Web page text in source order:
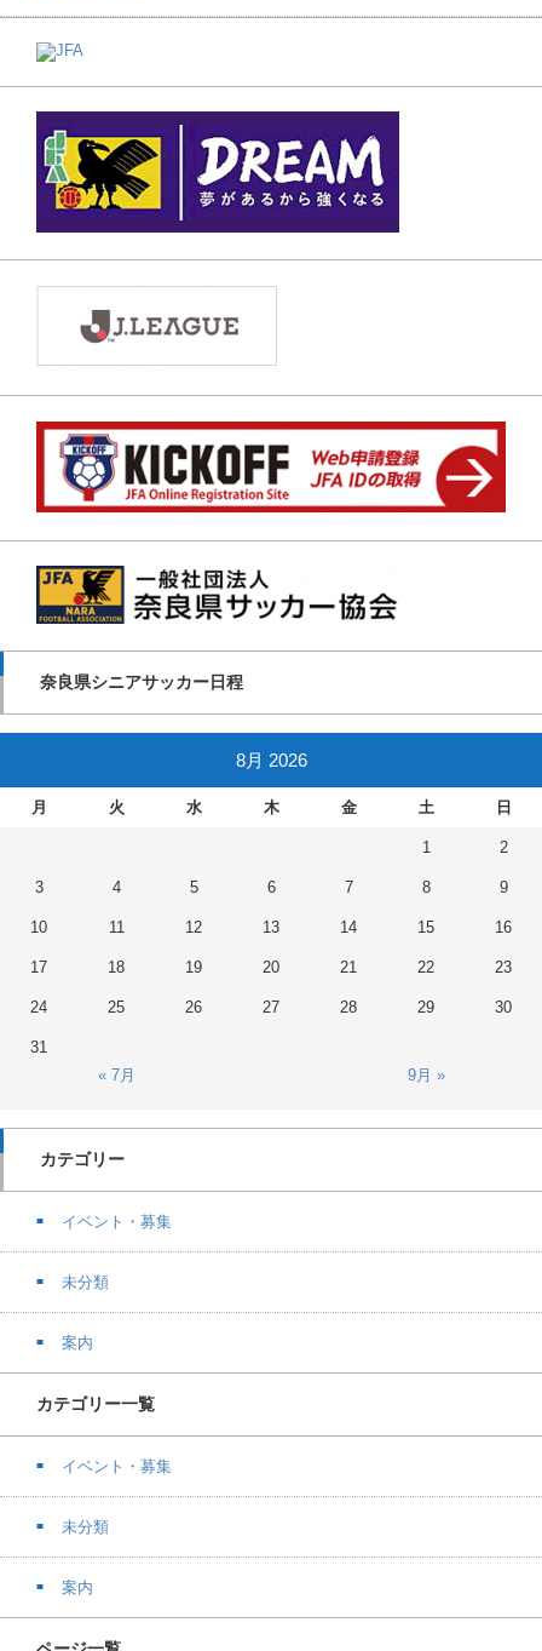
奈良県シニアサッカー日程
8月 2026
月 火 水 木 金 土 日
1 2
3 4 5 6 7 8 9
10 11 12 13 14 15 16
17 18 19 20 21 22 23
24 25 26 27 28 29 30
31
« 7月
9月 »
カテゴリー
イベント・募集
未分類
案内
カテゴリー一覧
イベント・募集
未分類
案内